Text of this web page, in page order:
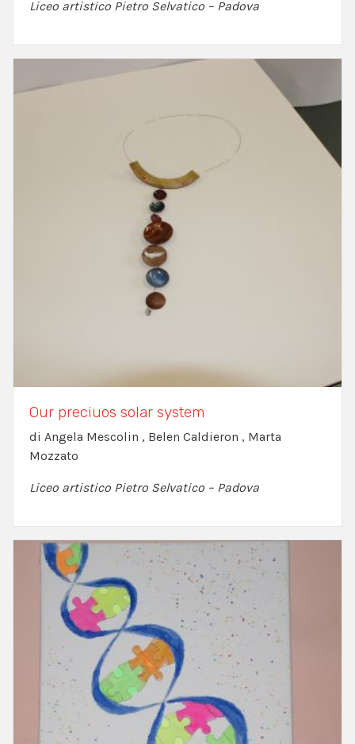
Liceo artistico Pietro Selvatico – Padova
Our preciuos solar system
di Angela Mescolin , Belen Caldieron , Marta
Mozzato
Liceo artistico Pietro Selvatico – Padova